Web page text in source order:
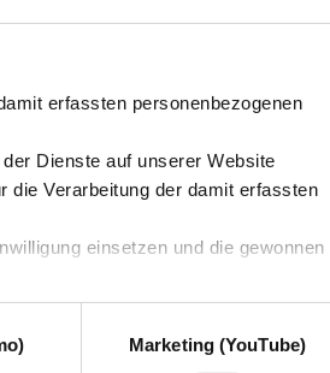
erfassten personenbezogenen
Dienste auf unserer Website
die Verarbeitung der damit erfassten
einsetzen und die gewonnen
Marketing (YouTube)